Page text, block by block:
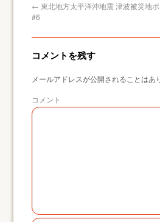
← 東北地方太平洋沖地震 津波被災地
#6
コメントを残す
メールアドレスが公開されることはあ
コメント